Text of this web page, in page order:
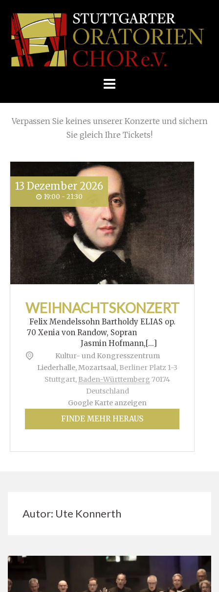
Skip
E.V.
Home View all posts by Ute Konnerth (Page 5)
Verpassen Sie keines unserer Konzerte und sichern
Sie gleich Ihre Tickets!
13 Dezember 2026
19:00 - 21:30
WEIHNACHTSKONZERT
Felix Mendelssohn Bartholdy ELIAS op.
70 Xenia von Randow, Sopran
Jasmin Hofmann,[...]
Kultur- und Kongresszentrum
Liederhalle, Mozartsaal, Berliner Platz 1-3
Stuttgart, Baden-Württemberg 70174
Deutschland
Google Karte anzeigen
FINDE MEHR HERAUS
Autor: Ute Konnerth